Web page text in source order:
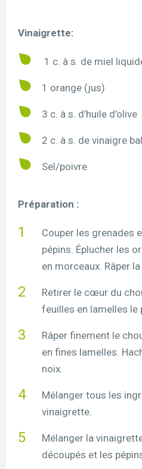
Vinaigrette:
1 c. à s. de miel
1 orange (jus)
3 c. à s. d’huile d’olive
2 c. à s. de vinaigre
Sel/poivre
Préparation :
Couper les grenades
pépins. Éplucher les
en morceaux. Râper
Retirer le cœur du
feuilles en lamelles le
Râper finement le
en fines lamelles.
noix.
Mélanger tous les
vinaigrette.
Mélanger la
découpés et les